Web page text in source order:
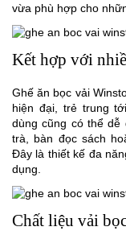
vừa phù hợp cho
Kết hợp với
Ghế ăn bọc vải
hiện đại, trẻ trung
dùng cũng có thể dễ
trà, bàn đọc sách
Đây là thiết kế đa
dụng.
Chất liệu vải